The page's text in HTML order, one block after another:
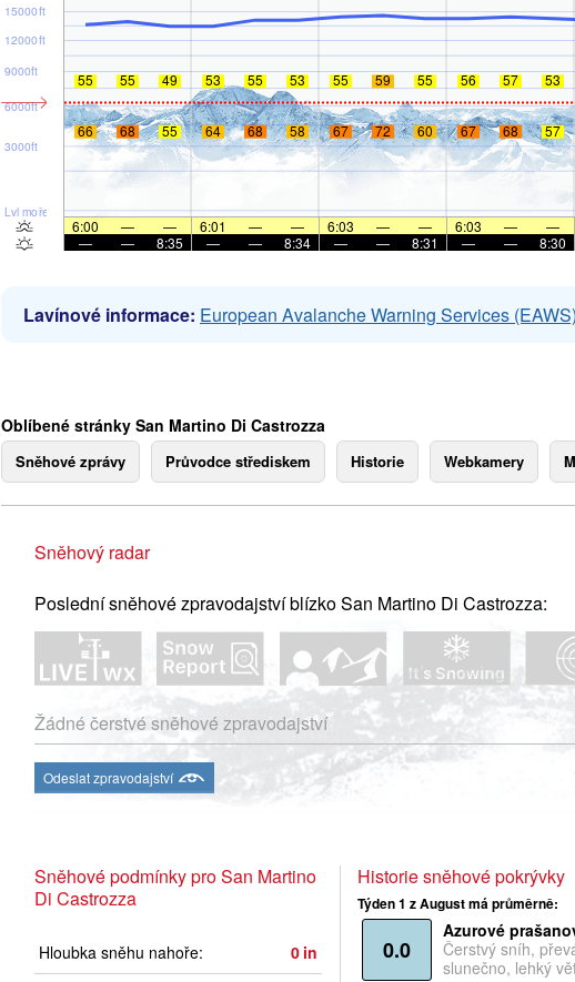
Lvl moře
3000ft
6000ft
9000ft
12000ft
15000ft
55 55 49 53 55 53 55 59 55 56 57 53
66 68 55 64 68 58 67 72 60 67 68 57
6:00 — — 6:01 — — 6:03 — — 6:03 — —
—
— 8:35 — — 8:34 — — 8:31 — — 8:30
Lavínové informace: European Avalanche Warning Services (EAWS)
Oblíbené stránky San Martino Di Castrozza
Sněhové zprávy Průvodce střediskem Historie Webkamery
Sněhový radar
Poslední sněhové zpravodajství blízko San Martino Di Castrozza:
Žádné čerstvé sněhové zpravodajství
Odeslat zpravodajství
Sněhové podmínky pro San Martino
Di Castrozza
Hloubka sněhu nahoře: 0 in
Historie sněhové pokrývky
Týden 1 z August má průměrně:
0.0
Azurové
Čerstvý sníh,
slunečno, lehký